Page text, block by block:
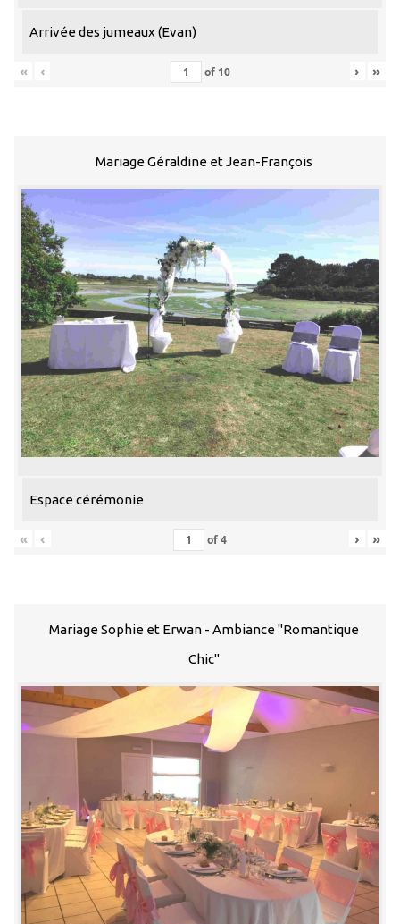
Arrivée des jumeaux (Evan)
« ‹ of 10 › »
Mariage Géraldine et Jean-François
Espace cérémonie
« ‹ of4 › »
Mariage Sophie et Erwan - Ambiance "Romantique
Chic"